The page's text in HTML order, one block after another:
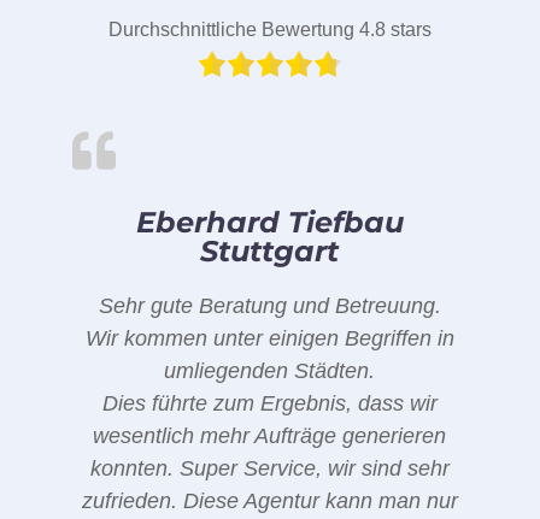
Durchschnittliche Bewertung 4.8 stars
Eberhard Tiefbau
Stuttgart
Sehr gute Beratung und Betreuung.
Wir kommen unter einigen Begriffen in
umliegenden Städten.
Dies führte zum Ergebnis, dass wir
wesentlich mehr Aufträge generieren
konnten. Super Service, wir sind sehr
zufrieden. Diese Agentur kann man nur